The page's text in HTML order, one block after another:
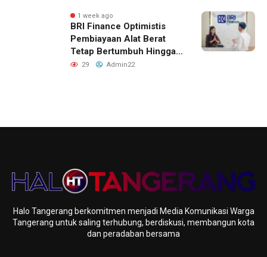
Raih Penghargaan MURI
1 week ago
BRI Finance Optimistis
Pembiayaan Alat Berat
Tetap Bertumbuh Hingga
Akhir 2026
29 Admin22
Halo Tangerang berkomitmen menjadi Media Komunikasi Warga
Tangerang untuk saling terhubung, berdiskusi, membangun kota
dan peradaban bersama